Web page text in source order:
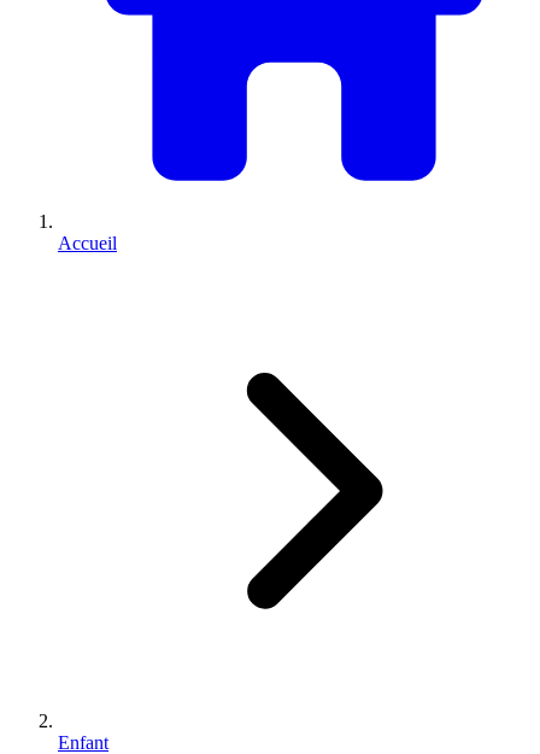
Accueil
Enfant